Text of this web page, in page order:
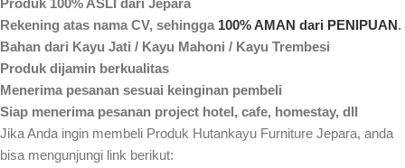
Produk 100% ASLI dari Jepara
Rekening atas nama CV, sehingga 100% AMAN dari PENIPUAN.
Bahan dari Kayu Jati / Kayu Mahoni / Kayu Trembesi
Produk dijamin berkualitas
Menerima pesanan sesuai keinginan pembeli
Siap menerima pesanan project hotel, cafe, homestay, dll
Jika Anda ingin membeli Produk Hutankayu Furniture Jepara, anda
bisa mengunjungi link berikut: